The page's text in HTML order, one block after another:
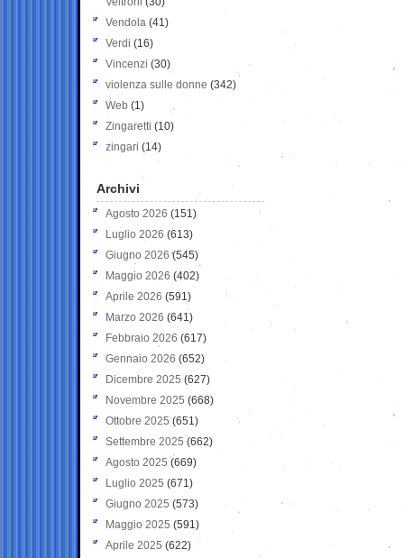
Vendola (41)
Verdi (16)
Vincenzi (30)
violenza sulle donne (342)
Web (1)
Zingaretti (10)
zingari (14)
Archivi
Agosto 2026 (151)
Luglio 2026 (613)
Giugno 2026 (545)
Maggio 2026 (402)
Aprile 2026 (591)
Marzo 2026 (641)
Febbraio 2026 (617)
Gennaio 2026 (652)
Dicembre 2025 (627)
Novembre 2025 (668)
Ottobre 2025 (651)
Settembre 2025 (662)
Agosto 2025 (669)
Luglio 2025 (671)
Giugno 2025 (573)
Maggio 2025 (591)
Aprile 2025 (622)